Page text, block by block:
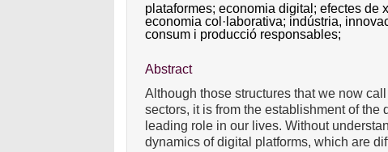
plataformes;economia digital;efectes de
economia col·laborativa; indústria,
consum i producció responsables;
Abstract
Although those structures that we now
sectors, it is from the establishment of
leading role in our lives. Without
dynamics of digital platforms, which are